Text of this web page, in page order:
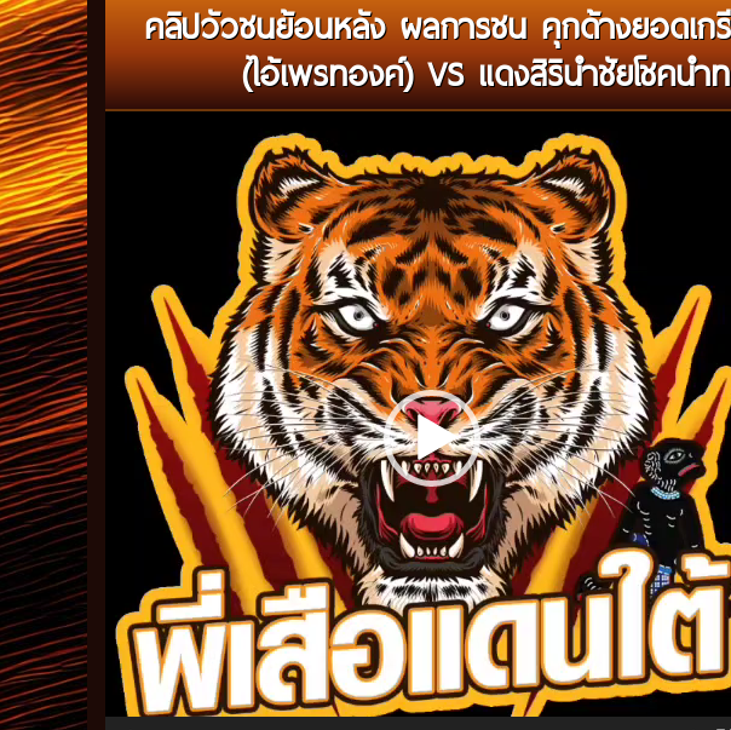
คลิปวัวชนย้อนหลัง ผลการชน คุกด้างยอดเกรี
(ไอ้เพรทองค์) VS แดงสิรินำชัยโชคน